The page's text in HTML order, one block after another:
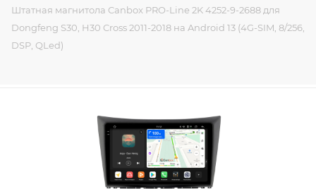
Штатная магнитола Canbox PRO-Line 2K 4252-9-2688 для
Dongfeng S30, H30 Cross 2011-2018 на Android 13 (4G-SIM, 8/256,
DSP, QLed)